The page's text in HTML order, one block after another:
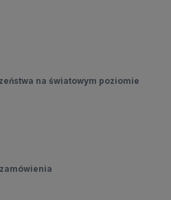
na światowym poziomie